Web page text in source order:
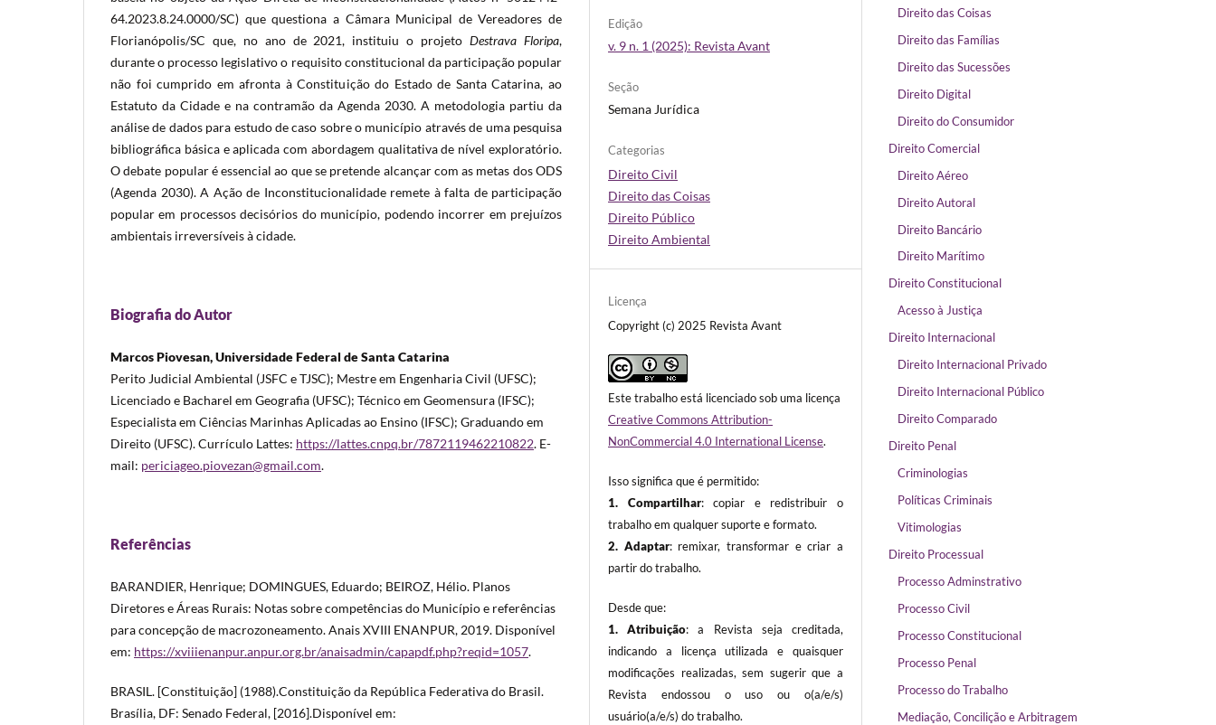
64.2023.8.24.0000/SC) que questiona a Câmara Municipal de Vereadores de
Florianópolis/SC que, no ano de 2021, instituiu o projetoDestrava Floripa,
durante o processo legislativo o requisito constitucional da participação popular
não foi cumprido em afronta à Constituição do Estado de Santa Catarina, ao
Estatuto da Cidade e na contramão da Agenda 2030. A metodologia partiu da
análise de dados para estudo de caso sobre o município através de uma pesquisa
bibliográfica básica e aplicada com abordagem qualitativa de nível exploratório.
O debate popular é essencial ao que se pretende alcançar com as metas dos ODS
(Agenda 2030). A Ação de Inconstitucionalidade remete à falta de participação
popular em processos decisórios do município, podendo incorrer em prejuízos
ambientais irreversíveis à cidade.
Biografia do Autor
Marcos Piovesan, Universidade Federal de Santa Catarina
Perito Judicial Ambiental (JSFC e TJSC); Mestre em Engenharia Civil (UFSC);
Licenciado e Bacharel em Geografia (UFSC); Técnico em Geomensura (IFSC);
Especialista em Ciências Marinhas Aplicadas ao Ensino (IFSC); Graduando em
Direito (UFSC). Currículo Lattes: https://lattes.cnpq.br/7872119462210822. E-
mail: periciageo.piovezan@gmail.com.
Referências
BARANDIER, Henrique; DOMINGUES, Eduardo; BEIROZ, Hélio. Planos
Diretores e Áreas Rurais: Notas sobre competências do Município e referências
para concepção de macrozoneamento. Anais XVIII ENANPUR, 2019. Disponível
em: https://xviiienanpur.anpur.org.br/anaisadmin/capapdf.php?reqid=1057.
BRASIL. [Constituição] (1988).Constituição da República Federativa do Brasil.
Brasília, DF: Senado Federal, [2016].Disponível em:
Edição
v. 9 n. 1 (2025): Revista Avant
Seção
Semana Jurídica
Categorias
Direito Civil
Direito das Coisas
Direito Público
Direito Ambiental
Licença
Copyright (c) 2025 Revista Avant
Este trabalho está licenciado sob uma licença
Creative Commons Attribution-
NonCommercial 4.0 International License.
Isso significa que é permitido:
1. Compartilhar: copiar e redistribuir o
trabalho em qualquer suporte e formato.
2. Adaptar: remixar, transformar e criar a
partir do trabalho.
Desde que:
1. Atribuição: a Revista seja creditada,
indicando a licença utilizada e quaisquer
modificações realizadas, sem sugerir que a
Revista endossou o uso ou o(a/e/s)
usuário(a/e/s) do trabalho.
Direito das Coisas
Direito das Famílias
Direito das Sucessões
Direito Digital
Direito do Consumidor
Direito Comercial
Direito Aéreo
Direito Autoral
Direito Bancário
Direito Marítimo
Direito Constitucional
Acesso à Justiça
Direito Internacional
Direito Internacional Privado
Direito Internacional Público
Direito Comparado
Direito Penal
Criminologias
Políticas Criminais
Vitimologias
Direito Processual
Processo Adminstrativo
Processo Civil
Processo Constitucional
Processo Penal
Processo do Trabalho
Mediação, Concilição e Arbitragem